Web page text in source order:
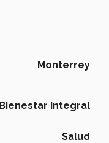
Monterrey
Bienestar Integral
Salud